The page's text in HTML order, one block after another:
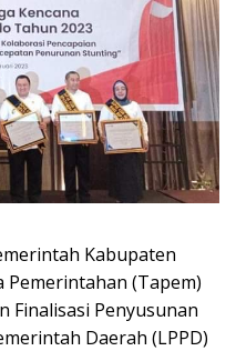
Kabupaten
Pemerintahan (Tapem)
Finalisasi Penyusunan
Daerah (LPPD)